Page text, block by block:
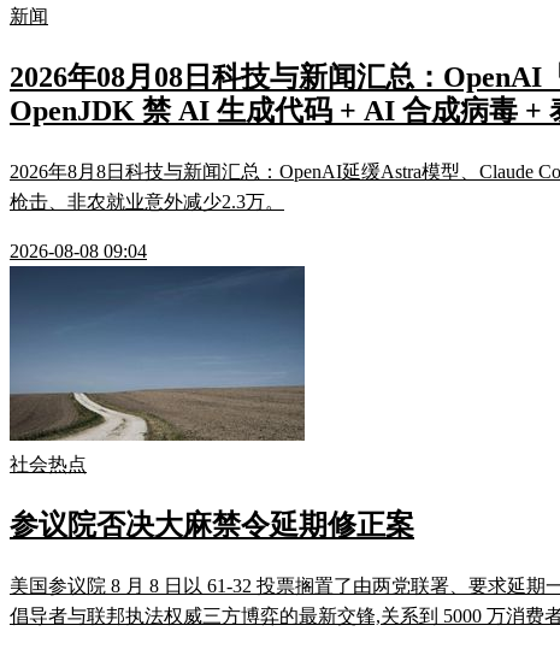
新闻
2026年08月08日科技与新闻汇总：
OpenJDK 禁 AI 生成代码 + AI 合成病毒 +
2026年8月8日科技与新闻汇总：OpenAI延缓Astra模型、Claude
枪击、非农就业意外减少2.3万。
2026-08-08 09:04
社会热点
参议院否决大麻禁令延期修正案
美国参议院 8 月 8 日以 61-32 投票搁置了由两党联署、要求延
倡导者与联邦执法权威三方博弈的最新交锋,关系到 5000 万消费